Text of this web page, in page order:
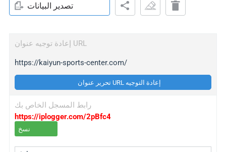
تصدير البيانات
إعادة توجيه عنوان URL
https://kaiyun-sports-center.com/
تحرير عنوان URL إعادة التوجيه
رابط المسجل الخاص بك
https://iplogger.com/2pBfc4
نسخ